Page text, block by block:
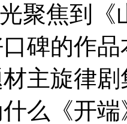
聚焦到
碑的作
主旋律
么《开